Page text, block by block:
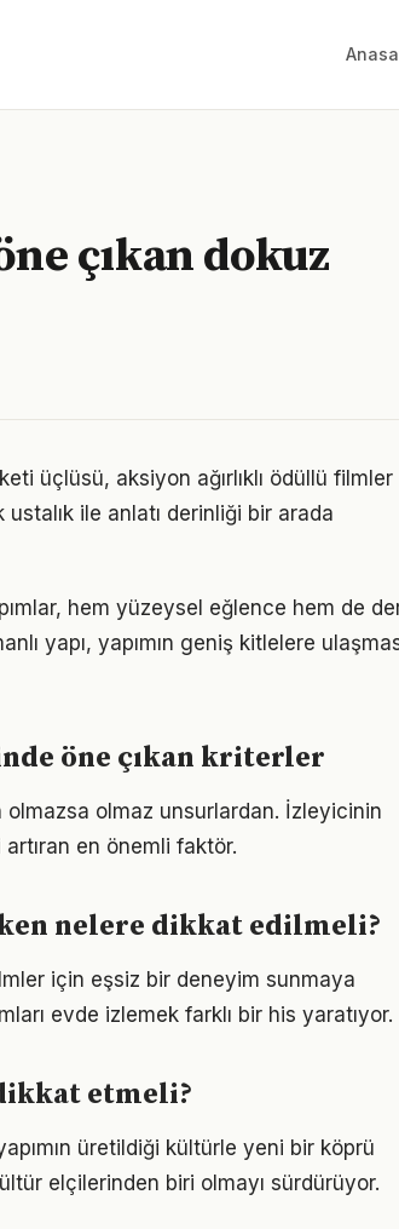
çıkan dokuz
üçlüsü, aksiyon ağırlıklı ödüllü filmler
ile anlatı derinliği bir arada
hem yüzeysel eğlence hem de
yapı, yapımın geniş kitlelere
öne çıkan kriterler
olmazsa olmaz unsurlardan. İzleyicinin
en önemli faktör.
nelere dikkat edilmeli?
için eşsiz bir deneyim sunmaya
evde izlemek farklı bir his yaratıyor.
etmeli?
üretildiği kültürle yeni bir köprü
elçilerinden biri olmayı sürdürüyor.